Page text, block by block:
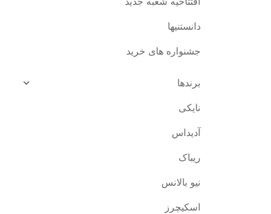
دانستنیها
جشنواره های خرید
برندها
نایکی
آدیداس
ریباک
نیو بالانس
اسکیچرز